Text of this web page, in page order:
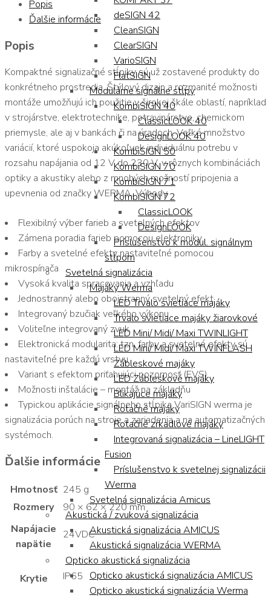
deSIGN 42
CleanSIGN
ClearSIGN
VarioSIGN
FlatSIGN
Modulárne signálne stĺpy
KombiSIGN 40
ClassicLOOK 40
DesignLOOK 40
KombiSIGN 50
KombiSIGN 70
KombiSIGN 71
KombiSIGN 72
ClassicLOOK
DesignLOOK
Príslušenstvo k modul. signálnym
stĺpom
Svetelná signalizácia
Majáky Werma
LED Trvalo svietiace majáky
Trvalo svietiace majáky žiarovkové
LED Mini/ Midi/ Maxi TWINLIGHT
LED Mini/ Midi/ Maxi TWINFLASH
Zábleskové majáky
LED Zábleskové majáky
Blikajúce majáky
Rotačné majáky
Rotačné zrkadlové majáky
Integrovaná signalizácia – LineLIGHT
Fusion
Príslušenstvo k svetelnej signalizácii
Werma
Svetelná signalizácia Amicus
Akustická / zvuková signalizácia
Akustická signalizácia AMICUS
Akustická signalizácia WERMA
Opticko akustická signalizácia
Opticko akustická signalizácia AMICUS
Opticko akustická signalizácia Werma
Popis
Ďalšie informácie
Popis
Kompaktné signalizačné stĺpiky sú už zostavené produkty do
konkrétneho prostredia. Štýlový dizajn a rozmanité možnosti
montáže umožňujú ich použitie v širokej škále oblastí, napríklad
v strojárstve, elektrotechnike, potravinárstve, chemickom
priemysle, ale aj v bankách či na úradoch. Veľké množstvo
variácií, ktoré uspokoja akúkoľvek individuálnu potrebu v
rozsahu napájania od 12 V do 230 V, v rôznych kombináciách
optiky a akustiky alebo z mnohých možností pripojenia a
upevnenia od značky WERMA. Výhody
Flexibilný výber farieb a svetelných efektov
Zámena poradia farieb pomocou elektroniky
Farby a svetelné efekty nastaviteľné pomocou
mikrospínača
Vysoká kvalita spracovania a vzhľadu
Jednostranný alebo obojstranný svetelný efekt
Integrovaný bzučiak veľkého výkonu
Voliteľne integrovaný zvuk
Elektronická modularita: tzn. farby a svetelné efekty sú
nastaviteľné pre každú vrstvu
Variant s efektom priťahujúci pozornosť (EVS)
Možnosti inštalácie – montáž na základňu
Typickou aplikácie signálneho stĺpika VariSIGN werma je
signalizácia porúch na stroje a zariadenia a na automatizačných
systémoch.
Ďalšie informácie
Hmotnosť 245 g
Rozmery
90 × 62 × 220 mm
Napájacie
napätie
24VDC
Krytie IP65